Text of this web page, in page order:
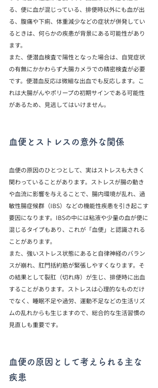
る、便に血が混じっている、排便時以外にも血が出
る、腹痛や下痢、体重減少などの症状が併発してい
るときは、何らかの疾患が背景にある可能性があり
ます。
また、便潜血検査で陽性となった場合は、自覚症状
の有無にかかわらず大腸カメラでの精密検査が必要
です。便潜血反応は微細な出血でも反応します。こ
れは大腸がんやポリープの初期サインである可能性
があるため、見逃してはいけません。
血便とストレスの意外な関係
血便の原因のひとつとして、実はストレスも大きく
関わっていることがあります。ストレスが腸の動き
や血流に影響を与えることで、腸内環境が乱れ、過
敏性腸症候群（IBS）などの機能性疾患を引き起こす
要因になります。IBSの中には粘液や少量の血が便に
混じるタイプもあり、これが「血便」と認識される
ことがあります。
また、強いストレス状態にあると自律神経のバラン
スが崩れ、肛門括約筋が緊張しやすくなります。そ
の結果として裂肛（切れ痔）が生じ、排便時に出血
することがあります。ストレスは心理的なものだけ
でなく、睡眠不足や過労、運動不足などの生活リズ
ムの乱れからも生じますので、総合的な生活習慣の
見直しも重要です。
血便の原因として考えられる主な
疾患